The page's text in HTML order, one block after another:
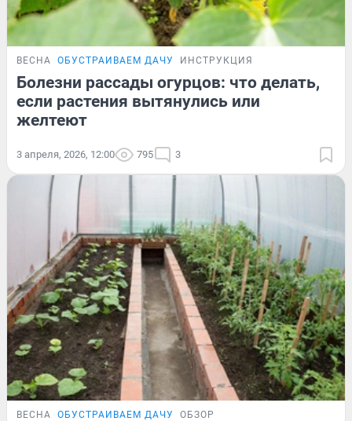
ВЕСНА ОБУСТРАИВАЕМ ДАЧУ ИНСТРУКЦИЯ
Болезни рассады огурцов: что делать,
если растения вытянулись или
желтеют
3 апреля, 2026, 12:00 795 3
ВЕСНА ОБУСТРАИВАЕМ ДАЧУ ОБЗОР